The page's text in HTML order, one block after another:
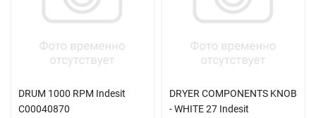
DRUM 1000 RPM Indesit
C00040870
DRYER COMPONENTS KNOB
- WHITE 27 Indesit